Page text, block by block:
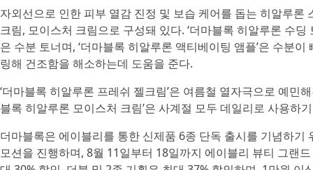
자외선으로 인한 피부 열감 진정 및 보습 케어를 돕는 히알루
크림, 모이스처 크림으로 구성돼 있다. ‘더마블록 히알루론 수
은 수분 토너며, ‘더마블록 히알루론 액티베이팅 앰플’은 수분
링해 건조함을 해소하는데 도움을 준다.
‘더마블록 히알루론 프레쉬 젤크림’은 여름철 열자극으로 예민
블록 히알루론 모이스처 크림’은 사계절 모두 데일리로 사용하
더마블록은 에이블리를 통한 신제품 6종 단독 출시를 기념하
모션을 진행하며, 8월 11일부터 18일까지 에이블리 뷰티 그랜